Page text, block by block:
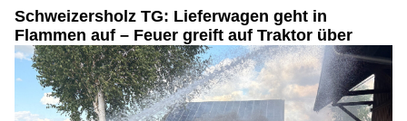
Schweizersholz TG: Lieferwagen geht in
Flammen auf – Feuer greift auf Traktor über